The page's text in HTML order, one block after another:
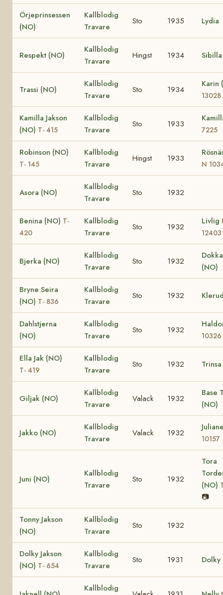
Örjeprinsessen
(NO)
Kallblodig
Travare
Sto 1935 Lydia
Respekt (NO)
Kallblodig
Travare
Hingst 1934
Trassi (NO)
Kallblodig
Travare
Sto 1934
Karin
13028
Kamilla Jakson
(NO) T- 415
Kallblodig
Travare
Sto 1933
7225
Robinson (NO)
T- 145
Kallblodig
Travare
Hingst 1933
N
Asora (NO)
Kallblodig
Travare
Sto 1932
Benina (NO) T-
420
Kallblodig
Travare
Sto 1932
Livlig
12403
Bjerka (NO)
Kallblodig
Travare
Sto 1932
(NO)
Bryne Seira
(NO) T- 836
Kallblodig
Travare
Sto 1932
Dahlstjerna
(NO)
Kallblodig
Travare
Sto 1932
10326
Ella Jak (NO)
T- 419
Kallblodig
Travare
Sto 1932 Trinsa
Giljak (NO)
Kallblodig
Travare
Valack 1932
Base
(NO)
Jakko (NO)
Kallblodig
Travare
Valack 1932
10157
Juni (NO)
Kallblodig
Travare
Sto 1932
Tora
(NO)
📷
Tonny Jakson
(NO)
Kallblodig
Travare
Sto 1932
Dolky Jakson
(NO) T- 654
Kallblodig
Travare
Sto 1931 Dolky
Kallblodig